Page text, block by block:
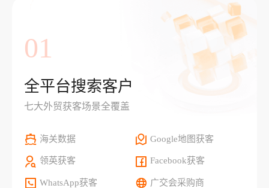
01
全平台搜索客户
七大外贸获客场景全覆盖
海关数据 Google地图获客
领英获客 Facebook获客
WhatsApp获客 广交会采购商